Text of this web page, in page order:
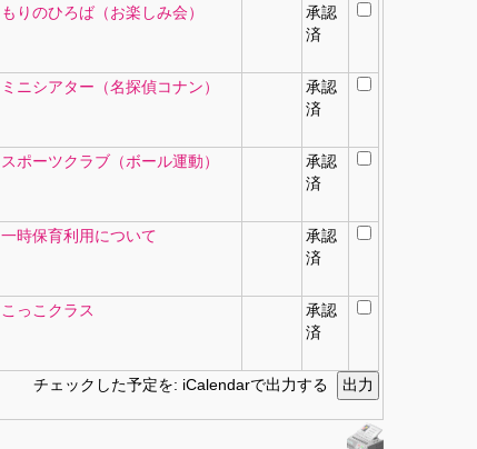
もりのひろば（お楽しみ会）
承認
済
ミニシアター（名探偵コナン）
承認
済
スポーツクラブ（ボール運動）
承認
済
一時保育利用について
承認
済
こっこクラス
承認
済
チェックした予定を: iCalendarで出力する